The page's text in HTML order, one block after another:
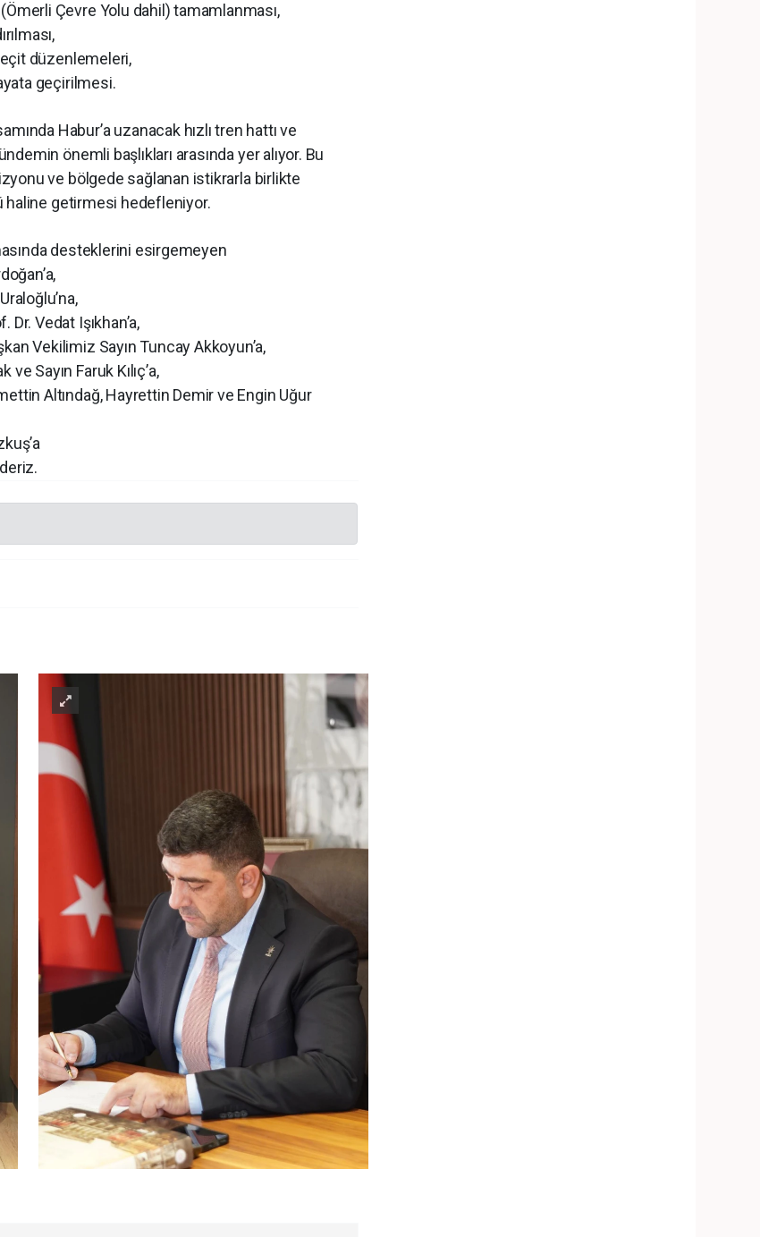
Çevre Yolu dahil) tamamlanması,
düzenlemeleri,
geçirilmesi.
Habur’a uzanacak hızlı tren hattı ve
önemli başlıkları arasında yer alıyor. Bu
ve bölgede sağlanan istikrarla birlikte
haline getirmesi hedefleniyor.
desteklerini esirgemeyen
Dr. Vedat Işıkhan’a,
Vekilimiz Sayın Tuncay Akkoyun’a,
Sayın Faruk Kılıç’a,
Altındağ, Hayrettin Demir ve Engin Uğur